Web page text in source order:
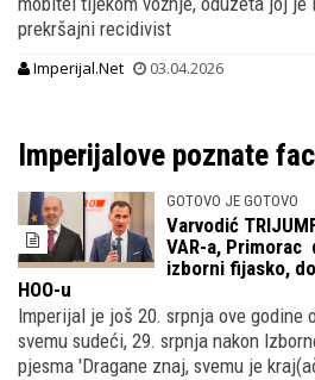
prekršajni recidivist
Imperijal.Net 03.04.2026
Imperijalove poznate
GOTOVO JE GOTOVO
Varvodić
VAR-a, Primorac
izborni fijasko,
HOO-u
Imperijal je još 20. srpnja ove godine
svemu sudeći, 29. srpnja nakon
pjesma 'Dragane znaj, svemu je